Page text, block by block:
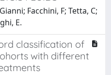
Facchini, F; Tetta, C;
E.
classification of
with different